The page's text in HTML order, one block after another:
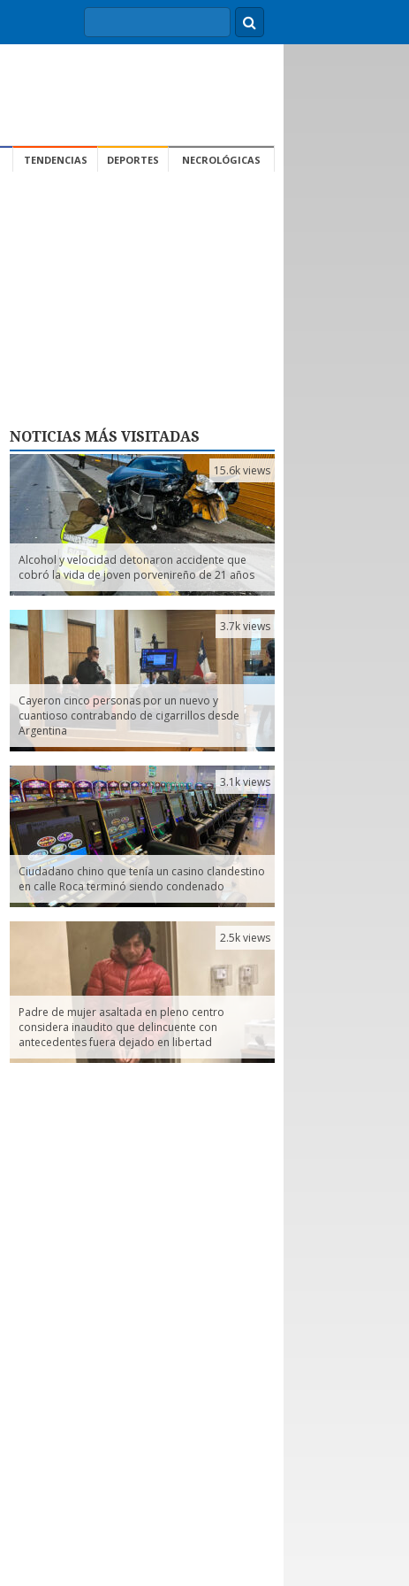
TENDENCIAS DEPORTES NECROLÓGICAS
NOTICIAS MÁS VISITADAS
Alcohol y velocidad detonaron accidente que
cobró la vida de joven porvenireño de 21 años
15.6k views
Cayeron cinco personas por un nuevo y
cuantioso contrabando de cigarrillos desde
Argentina
3.7k views
Ciudadano chino que tenía un casino clandestino
en calle Roca terminó siendo condenado
3.1k views
Padre de mujer asaltada en pleno centro
considera inaudito que delincuente con
antecedentes fuera dejado en libertad
2.5k views